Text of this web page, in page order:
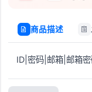
商品描述
ID|密码|邮箱|邮箱